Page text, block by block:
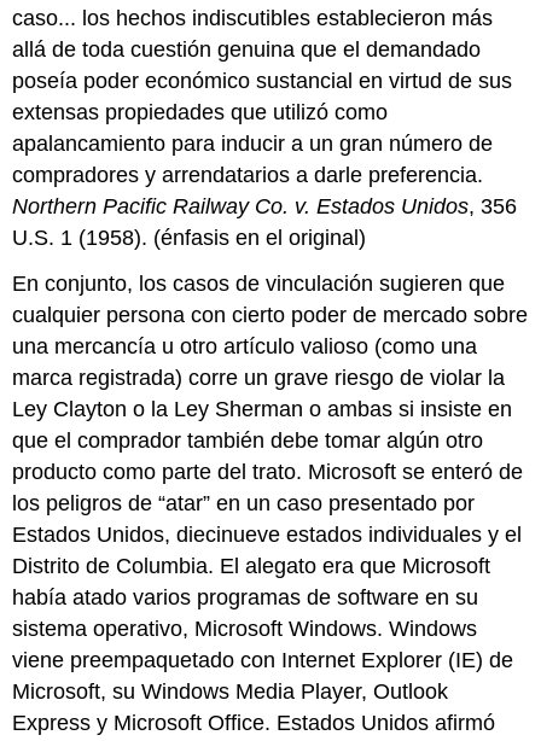
caso... los hechos indiscutibles establecieron más
allá de toda cuestión genuina que el demandado
poseía poder económico sustancial en virtud de sus
extensas propiedades que utilizó como
apalancamiento para inducir a un gran número de
compradores y arrendatarios a darle preferencia.
Northern Pacific Railway Co. v. Estados Unidos, 356
U.S. 1 (1958). (énfasis en el original)
En conjunto, los casos de vinculación sugieren que
cualquier persona con cierto poder de mercado sobre
una mercancía u otro artículo valioso (como una
marca registrada) corre un grave riesgo de violar la
Ley Clayton o la Ley Sherman o ambas si insiste en
que el comprador también debe tomar algún otro
producto como parte del trato. Microsoft se enteró de
los peligros de “atar” en un caso presentado por
Estados Unidos, diecinueve estados individuales y el
Distrito de Columbia. El alegato era que Microsoft
había atado varios programas de software en su
sistema operativo, Microsoft Windows. Windows
viene preempaquetado con Internet Explorer (IE) de
Microsoft, su Windows Media Player, Outlook
Express y Microsoft Office. Estados Unidos afirmó